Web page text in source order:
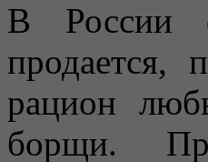
В России
продается,
рацион
борщи.